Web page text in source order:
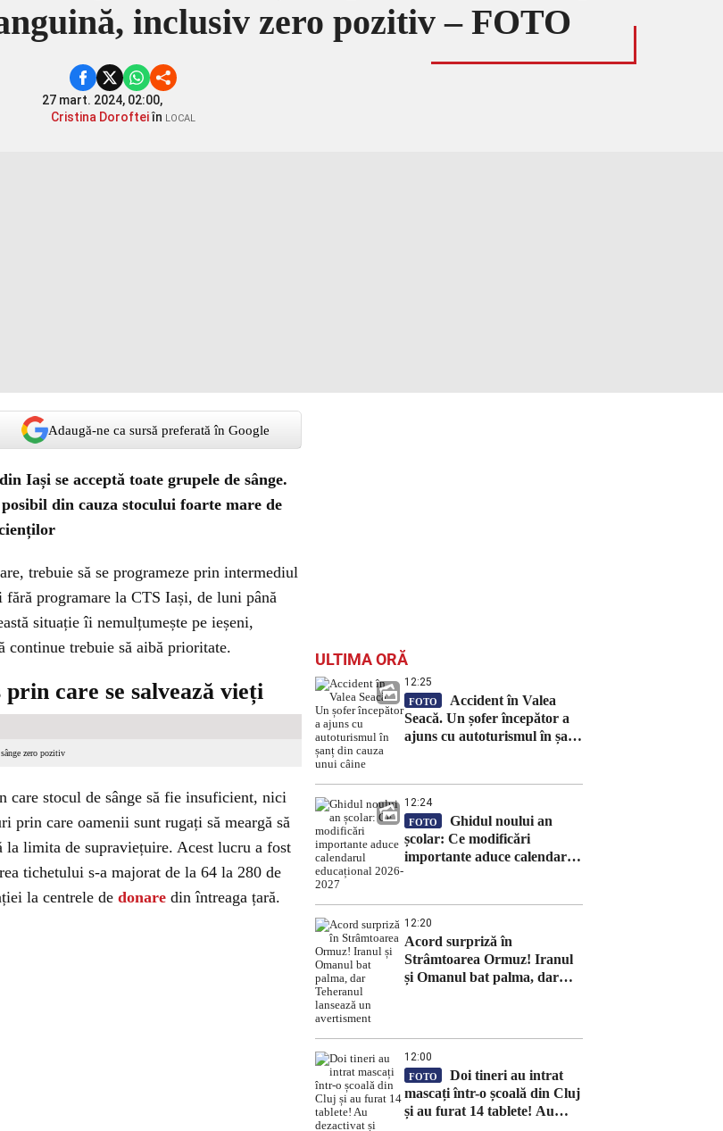
inclusiv zero pozitiv – FOTO
27 mart. 2024, 02:00,
Cristina Dorofteiîn LOCAL
Adaugă-ne ca sursă preferată în Google
Iași se acceptă toate grupele de sânge.
din cauza stocului foarte mare de
trebuie să se programeze prin intermediul
programare la CTS Iași, de luni până
situație îi nemulțumește pe ieșeni,
continue trebuie să aibă prioritate.
prin care se salvează vieți
zero pozitiv
care stocul de sânge să fie insuficient, nici
prin care oamenii sunt rugați să meargă să
la limita de supraviețuire. Acest lucru a fost
tichetului s-a majorat de la 64 la 280 de
la centrele de donare din întreaga țară.
ULTIMA ORĂ
12:25
FOTO
Accident în Valea
Seacă. Un șofer începător a
ajuns cu autoturismul în șanț
12:24
FOTO
Ghidul noului an
școlar: Ce modificări
importante aduce calendarul
12:20
Acord surpriză în
Strâmtoarea Ormuz! Iranul
și Omanul bat palma, dar
12:00
FOTO
Doi tineri au intrat
mascați într-o școală din Cluj
și au furat 14 tablete! Au